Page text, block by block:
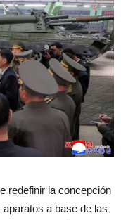
redefinir la concepción
a base de las